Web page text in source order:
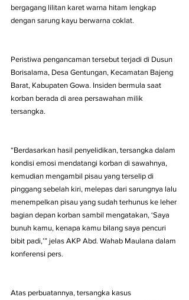
bergagang lilitan karet warna hitam lengkap
dengan sarung kayu berwarna coklat.
Peristiwa pengancaman tersebut terjadi di Dusun
Borisalama, Desa Gentungan, Kecamatan Bajeng
Barat, Kabupaten Gowa. Insiden bermula saat
korban berada di area persawahan milik
tersangka.
“Berdasarkan hasil penyelidikan, tersangka dalam
kondisi emosi mendatangi korban di sawahnya,
kemudian mengambil pisau yang terselip di
pinggang sebelah kiri, melepas dari sarungnya lalu
menempelkan pisau yang sudah terhunus ke leher
bagian depan korban sambil mengatakan, ‘Saya
bunuh kamu, kenapa kamu bilang saya pencuri
bibit padi,’” jelas AKP Abd. Wahab Maulana dalam
konferensi pers.
Atas perbuatannya, tersangka kasus